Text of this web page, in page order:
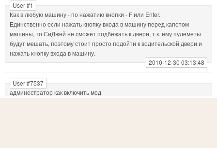
Как в любую машину - по нажатию кнопки - F или Enter.
Единственно если нажать кнопку входа в машину перед капотом
машины, то СиДжей не сможет подбежать к двери, т.к. ему пулеметы
будут мешать, поэтому стоит просто подойти к водительской двери и
нажать кнопку входа в машину.
User #1
2010-12-30 03:13:48
админестратор как включить мод
User #7537